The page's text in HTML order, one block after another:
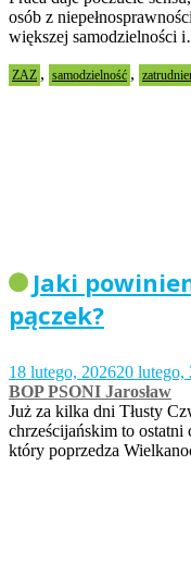
osób z
większej samodzielności
ZAZ , samodzielność ,
Jaki
pączek?
18 lutego, 202620 lutego,
BOP PSONI Jarosław
Już za kilka dni Tłusty
chrześcijańskim to
który poprzedza